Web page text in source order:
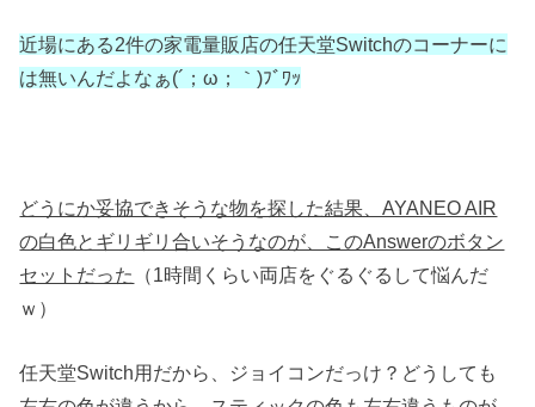
近場にある2件の家電量販店の任天堂Switchのコーナーに
は無いんだよなぁ(´；ω；｀)ﾌﾞﾜｯ
どうにか妥協できそうな物を探した結果、AYANEO AIR
の白色とギリギリ合いそうなのが、このAnswerのボタン
セットだった
（1時間くらい両店をぐるぐるして悩んだ
ｗ）
任天堂Switch用だから、ジョイコンだっけ？どうしても